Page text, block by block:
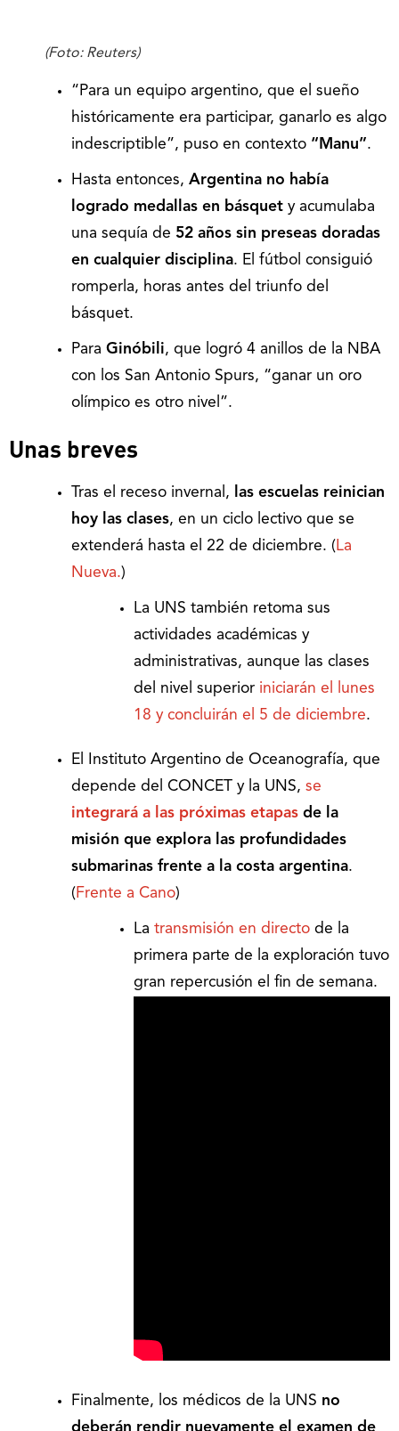
(Foto: Reuters)
“Para un equipo argentino, que el sueño
históricamente era participar, ganarlo es algo
indescriptible”, puso en contexto “Manu”.
Hasta entonces, Argentina no había
logrado medallas en básquet y acumulaba
una sequía de 52 años sin preseas doradas
en cualquier disciplina. El fútbol consiguió
romperla, horas antes del triunfo del
básquet.
Para Ginóbili, que logró 4 anillos de la NBA
con los San Antonio Spurs, “ganar un oro
olímpico es otro nivel”.
Unas breves
Tras el receso invernal, las escuelas reinician
hoy las clases, en un ciclo lectivo que se
extenderá hasta el 22 de diciembre. (La
Nueva.)
La UNS también retoma sus
actividades académicas y
administrativas, aunque las clases
del nivel superior iniciarán el lunes
18 y concluirán el 5 de diciembre.
El Instituto Argentino de Oceanografía, que
depende del CONCET y la UNS, se
integrará a las próximas etapas de la
misión que explora las profundidades
submarinas frente a la costa argentina.
(Frente a Cano)
La transmisión en directo de la
primera parte de la exploración tuvo
gran repercusión el fin de semana.
Finalmente, los médicos de la UNS no